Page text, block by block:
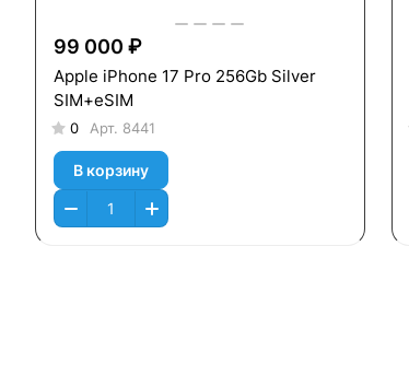
99 000 ₽
Apple iPhone 17 Pro 256Gb Silver
SIM+eSIM
0 Арт. 8441
В корзину